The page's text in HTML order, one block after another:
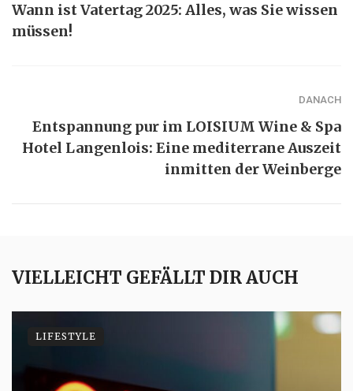
Wann ist Vatertag 2025: Alles, was Sie wissen
müssen!
DANACH
Entspannung pur im LOISIUM Wine & Spa
Hotel Langenlois: Eine mediterrane Auszeit
inmitten der Weinberge
VIELLEICHT GEFÄLLT DIR AUCH
LIFESTYLE